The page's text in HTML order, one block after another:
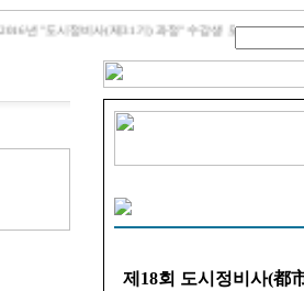
년 "도시정비사(제31기) 과정" 수강생 모집 제24회
제18회 도시정비사(都